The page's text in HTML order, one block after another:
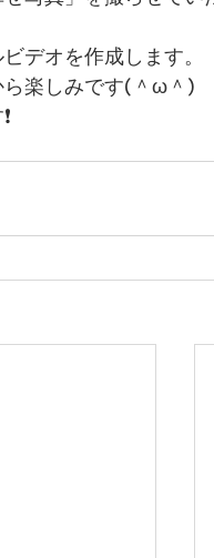
デオを作成します。
ら楽しみです(＾ω＾)